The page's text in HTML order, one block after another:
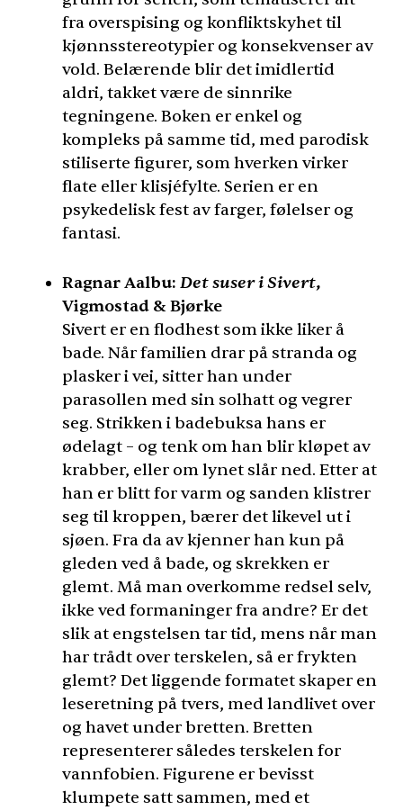
fra overspising og konfliktskyhet til
kjønnsstereotypier og konsekvenser av
vold. Belærende blir det imidlertid
aldri, takket være de sinnrike
tegningene. Boken er enkel og
kompleks på samme tid, med parodisk
stiliserte figurer, som hverken virker
flate eller klisjéfylte. Serien er en
psykedelisk fest av farger, følelser og
fantasi.
Ragnar Aalbu: Det suser i Sivert,
Vigmostad & Bjørke
Sivert er en flodhest som ikke liker å
bade. Når familien drar på stranda og
plasker i vei, sitter han under
parasollen med sin solhatt og vegrer
seg. Strikken i badebuksa hans er
ødelagt – og tenk om han blir kløpet av
krabber, eller om lynet slår ned. Etter at
han er blitt for varm og sanden klistrer
seg til kroppen, bærer det likevel ut i
sjøen. Fra da av kjenner han kun på
gleden ved å bade, og skrekken er
glemt. Må man overkomme redsel selv,
ikke ved formaninger fra andre? Er det
slik at engstelsen tar tid, mens når man
har trådt over terskelen, så er frykten
glemt? Det liggende formatet skaper en
leseretning på tvers, med landlivet over
og havet under bretten. Bretten
representerer således terskelen for
vannfobien. Figurene er bevisst
klumpete satt sammen, med et